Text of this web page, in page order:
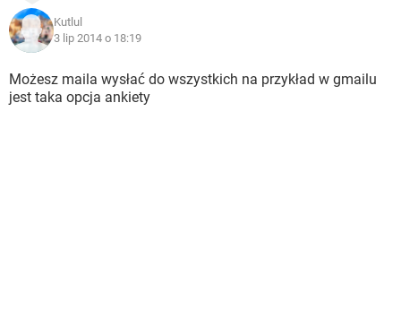
Kutlul
3 lip 2014 o 18:19
Możesz maila wysłać do wszystkich na przykład w gmailu
jest taka opcja ankiety